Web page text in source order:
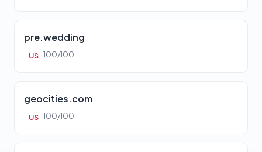
pre.wedding
US 100/100
geocities.com
US 100/100